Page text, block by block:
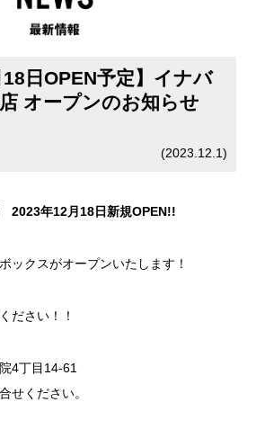
18日OPEN予定】イナバ
オープンのお知らせ
(2023.12.1)
2023年12月18日新規OPEN!!
ックスがオープンいたします！
ださい！！
4丁目14-61
せください。